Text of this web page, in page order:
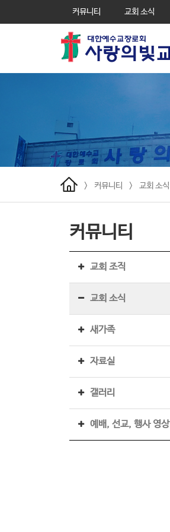
커뮤니티 교회 소식
> 커뮤니티 > 교회 소식
커뮤니티
교회 조직
교회 소식
새가족
자료실
갤러리
예배, 선교, 행사 영상